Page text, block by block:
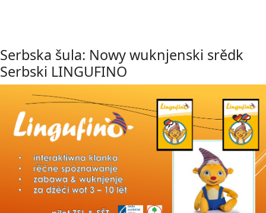
Serbska šula: Nowy wuknjenski srědk
Serbski LINGUFINO